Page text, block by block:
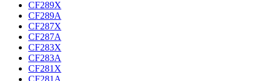
CF289X
CF289A
CF287X
CF287A
CF283X
CF283A
CF281X